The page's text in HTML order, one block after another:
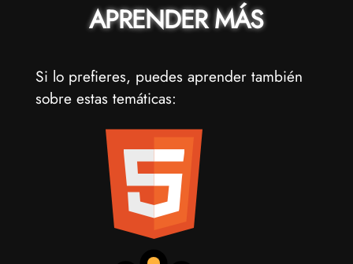
APRENDER MÁS
Si lo prefieres, puedes aprender también
sobre estas temáticas: